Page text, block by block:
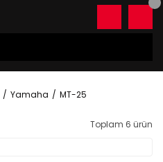
Yamaha MT-25
Toplam 6 ürün